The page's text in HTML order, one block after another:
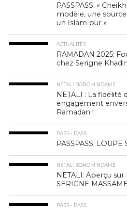
PASSPASS: «
modèle, une
un Islam pur »
ACTUALITÉS
RAMADAN 2025:
chez Serigne
NETALI BOROM NDAME
NETALI : La fidélité
engagement
Ramadan !
PASS - PASS
PASSPASS: LOUPE
NETALI BOROM NDAME
NETALI: Aperçu
SERIGNE
PASS - PASS